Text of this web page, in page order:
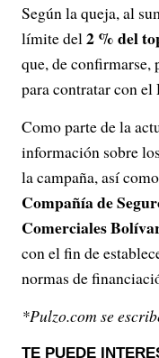
Según la queja, al
límite del2 % del
que, de confirmarse,
para contratar con
Como parte de la
información sobre
la campaña, así
Compañía de
Comerciales
con el fin de
normas de
*Pulzo.com se